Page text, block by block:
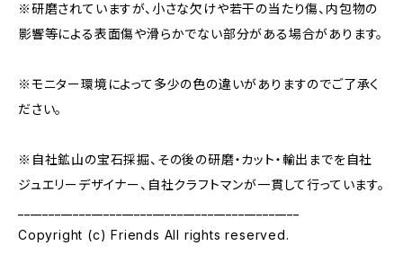
※研磨されていますが、小さな欠けや若干の当たり傷、内包物の
影響等による表面傷や滑らかでない部分がある場合があります。
※モニター環境によって多少の色の違いがありますのでご了承く
ださい。
※自社鉱山の宝石採掘、その後の研磨・カット・輸出までを自社
ジュエリーデザイナー、自社クラフトマンが一貫して行っています。
Copyright (c) Friends All rights reserved.